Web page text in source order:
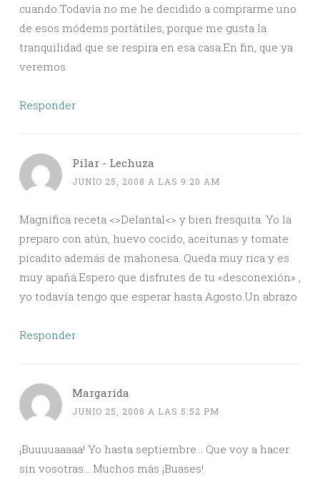
cuando.Todavía no me he decidido a comprarme uno
de esos módems portátiles, porque me gusta la
tranquilidad que se respira en esa casa.En fin, que ya
veremos.
Responder
Pilar - Lechuza
JUNIO 25, 2008 A LAS 9:20 AM
Magnífica receta <>Delantal<> y bien fresquita. Yo la
preparo con atún, huevo cocido, aceitunas y tomate
picadito además de mahonesa. Queda muy rica y es
muy apañá.Espero que disfrutes de tu «desconexión» ,
yo todavía tengo que esperar hasta Agosto.Un abrazo
Responder
Margarida
JUNIO 25, 2008 A LAS 5:52 PM
¡Buuuuaaaaa! Yo hasta septiembre… Que voy a hacer
sin vosotras… Muchos más ¡Buases!